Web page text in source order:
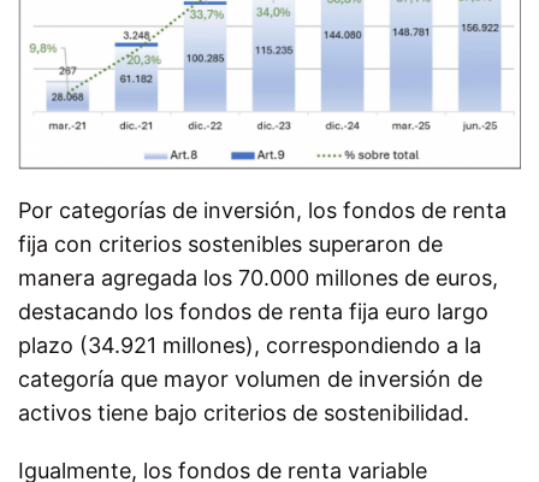
Por categorías de inversión, los fondos de renta
fija con criterios sostenibles superaron de
manera agregada los 70.000 millones de euros,
destacando los fondos de renta fija euro largo
plazo (34.921 millones), correspondiendo a la
categoría que mayor volumen de inversión de
activos tiene bajo criterios de sostenibilidad.
Igualmente, los fondos de renta variable